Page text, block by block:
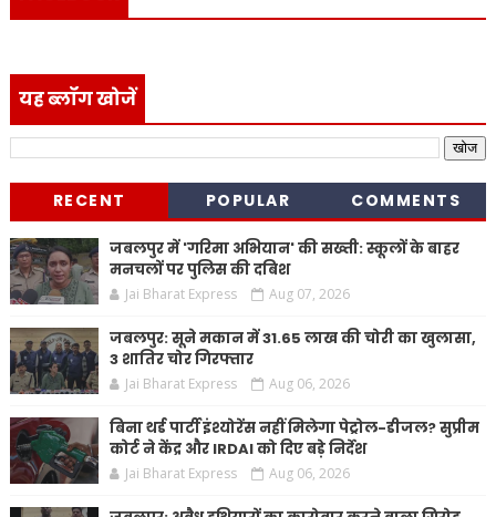
यह ब्लॉग खोजें
RECENT POPULAR COMMENTS
जबलपुर में 'गरिमा अभियान' की सख्ती: स्कूलों के बाहर
मनचलों पर पुलिस की दबिश
Jai Bharat Express Aug 07, 2026
जबलपुर: सूने मकान में 31.65 लाख की चोरी का खुलासा,
3 शातिर चोर गिरफ्तार
Jai Bharat Express Aug 06, 2026
बिना थर्ड पार्टी इंश्योरेंस नहीं मिलेगा पेट्रोल-डीजल? सुप्रीम
कोर्ट ने केंद्र और IRDAI को दिए बड़े निर्देश
Jai Bharat Express Aug 06, 2026